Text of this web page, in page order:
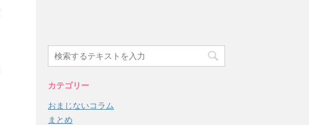
カテゴリー
おまじないコラム
まとめ